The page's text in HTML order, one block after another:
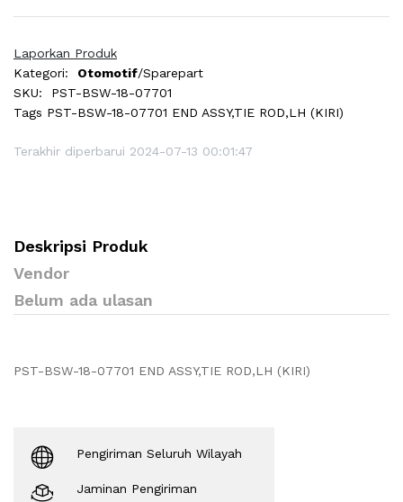
Laporkan Produk
Kategori:
Otomotif/Sparepart
SKU:
PST-BSW-18-07701
Tags PST-BSW-18-07701 END ASSY,TIE ROD,LH (KIRI)
Terakhir diperbarui 2024-07-13 00:01:47
Deskripsi Produk
Vendor
Belum ada ulasan
PST-BSW-18-07701 END ASSY,TIE ROD,LH (KIRI)
Pengiriman Seluruh Wilayah
Jaminan Pengiriman